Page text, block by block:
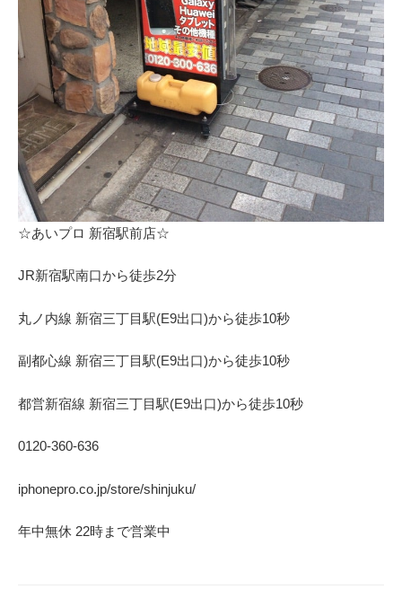
☆あいプロ 新宿駅前店☆
JR新宿駅南口から徒歩2分
丸ノ内線 新宿三丁目駅(E9出口)から徒歩10秒
副都心線 新宿三丁目駅(E9出口)から徒歩10秒
都営新宿線 新宿三丁目駅(E9出口)から徒歩10秒
0120-360-636
iphonepro.co.jp/store/shinjuku/
年中無休 22時まで営業中